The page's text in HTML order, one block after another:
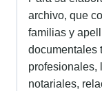
archivo, que
familias y
documentales
profesionales,
notariales,